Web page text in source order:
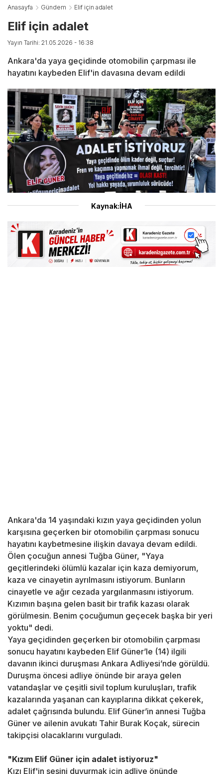
Anasayfa Gündem Elif için adalet
Elif için adalet
Yayın Tarihi: 21.05.2026 - 16:38
Ankara'da yaya geçidinde otomobilin çarpması ile
hayatını kaybeden Elif'in davasına devam edildi
Kaynak:İHA
Ankara'da 14 yaşındaki kızın yaya geçidinden yolun
karşısına geçerken bir otomobilin çarpması sonucu
hayatını kaybetmesine ilişkin davaya devam edildi.
Ölen çocuğun annesi Tuğba Güner, "Yaya
geçitlerindeki ölümlü kazalar için kaza demiyorum,
kaza ve cinayetin ayrılmasını istiyorum. Bunların
cinayetle ve ağır cezada yargılanmasını istiyorum.
Kızımın başına gelen basit bir trafik kazası olarak
görülmesin. Benim çocuğumun geçecek başka bir yeri
yoktu" dedi.
Yaya geçidinden geçerken bir otomobilin çarpması
sonucu hayatını kaybeden Elif Güner’le (14) ilgili
davanın ikinci duruşması Ankara Adliyesi’nde görüldü.
Duruşma öncesi adliye önünde bir araya gelen
vatandaşlar ve çeşitli sivil toplum kuruluşları, trafik
kazalarında yaşanan can kayıplarına dikkat çekerek,
adalet çağrısında bulundu. Elif Güner’in annesi Tuğba
Güner ve ailenin avukatı Tahir Burak Koçak, sürecin
takipçisi olacaklarını vurguladı.
"Kızım Elif Güner için adalet istiyoruz"
Kızı Elif'in sesini duyurmak için adliye önünde